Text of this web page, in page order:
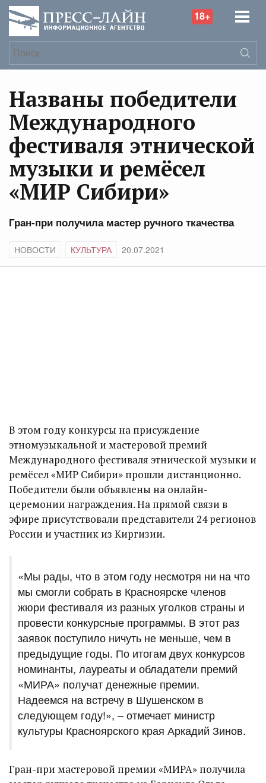
18+
Названы победители
Международного
фестиваля этнической
музыки и ремёсел
«МИР Сибири»
Гран-при получила мастер ручного ткачества
НОВОСТИ КУЛЬТУРА 20.07.2021
В этом году конкурсы на присуждение
этномузыкальной и мастеровой премий
Международного фестиваля этнической музыки и
ремёсел «МИР Сибири» прошли дистанционно.
Победители были объявлены на онлайн-
церемонии награждения. На прямой связи в
эфире присутствовали представители 24 регионов
России и участник из Киргизии.
«Мы рады, что в этом году несмотря ни на что
мы смогли собрать в Красноярске членов
жюри фестиваля из разных уголков страны и
провести конкурсные программы. В этот раз
заявок поступило ничуть не меньше, чем в
предыдущие годы. По итогам двух конкурсов
номинанты, лауреаты и обладатели премий
«МИРА» получат денежные премии.
Надеемся на встречу в Шушенском в
следующем году!», – отмечает министр
культуры Красноярского края Аркадий Зинов.
Гран-при мастеровой премии «МИРА» получила